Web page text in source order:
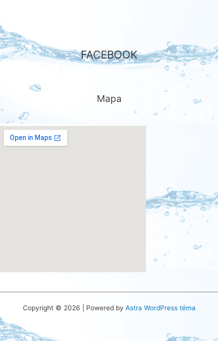
FACEBOOK
Mapa
Copyright © 2026 | Powered by Astra WordPress téma